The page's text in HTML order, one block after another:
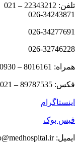
تلفن: 22343212 – 021
026-34243871
026-34277691
026-32746228
همراه: 8016161 – 0930
فکس: 89787535 – 021
اینستاگرام
فیس بوک
ایمیل: Info@medhospital.ir